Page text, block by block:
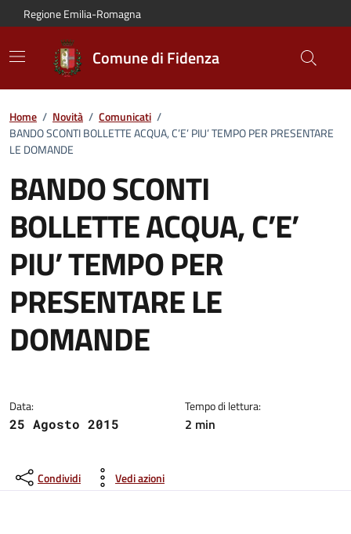
Vai al contenuto principale
Vai alla navigazione del sito
Vai al piede di pagina
Regione Emilia-Romagna
Comune di Fidenza
Home / Novità / Comunicati /
BANDO SCONTI BOLLETTE ACQUA, C’E’ PIU’ TEMPO PER PRESENTARE
LE DOMANDE
BANDO SCONTI
BOLLETTE ACQUA, C’E’
PIU’ TEMPO PER
PRESENTARE LE
DOMANDE
Data:
25 Agosto 2015
Tempo di lettura:
2 min
Condividi Vedi azioni